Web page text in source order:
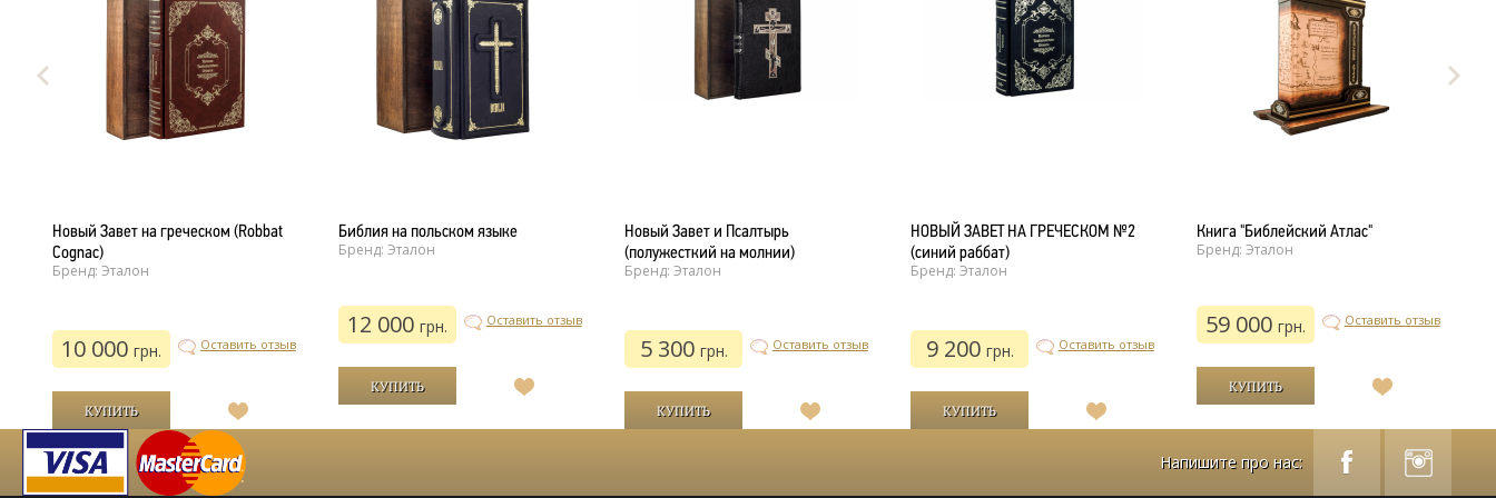
Новый Завет на греческом (Robbat
Cognac)
Бренд: Эталон
10 000грн. Оставить отзыв
В
список
желаний
Библия на польском языке
Бренд: Эталон
12 000грн. Оставить отзыв
желаний
Новый Завет и Псалтырь
(полужесткий на молнии)
Бренд: Эталон
5 300 грн. Оставить отзыв
В
НОВЫЙ ЗАВЕТ НА ГРЕЧЕСКОМ №2
(синий раббат)
Бренд: Эталон
9 200 грн. Оставить отзыв
В
Книга "Библейский Атлас"
Бренд: Эталон
59 000грн. Оставить отзыв
желаний
Напишите про нас: